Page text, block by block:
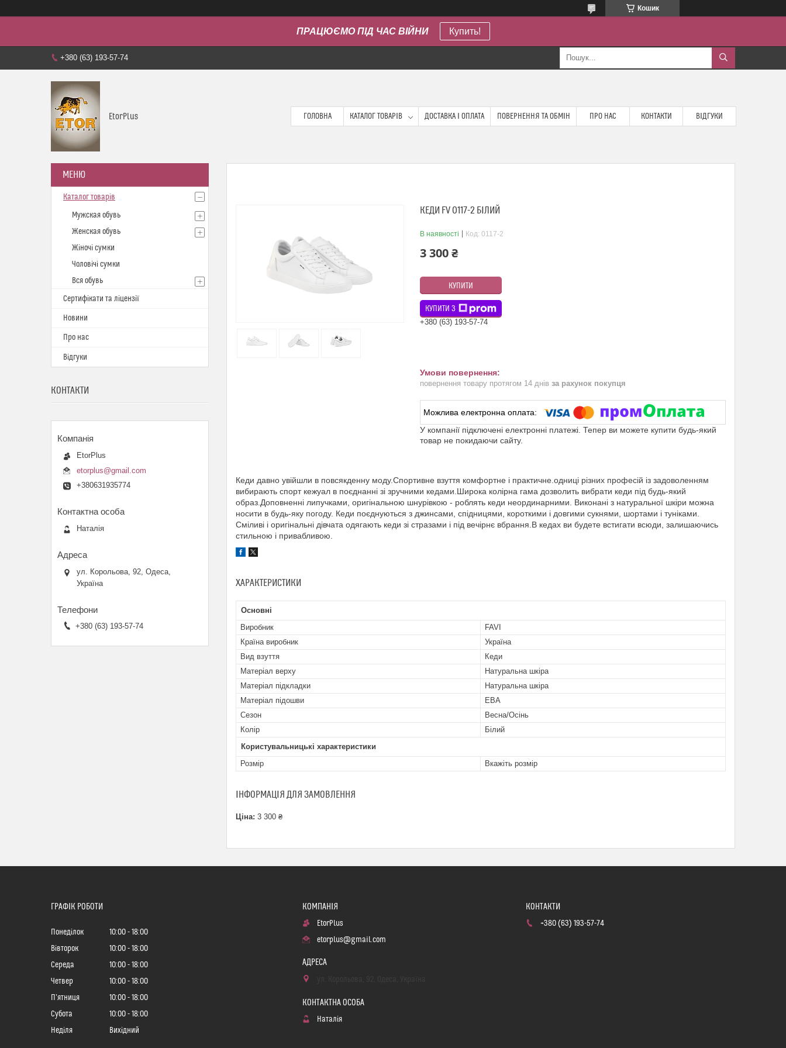
Кошик
ПРАЦЮЄМО ПІД ЧАС ВІЙНИ Купить!
+380 (63) 193-57-74
EtorPlus ГОЛОВНА КАТАЛОГ ТОВАРІВ ДОСТАВКА І ОПЛАТА ПОВЕРНЕННЯ ТА ОБМІН ПРО НАС КОНТАКТИ ВІДГУКИ
КЕДИ FV 0117-2 БІЛИЙ
В наявності Код: 0117-2
3 300 ₴
КУПИТИ
КУПИТИ З
+380 (63) 193-57-74
повернення товару протягом 14 днів за рахунок покупця
У компанії підключені електронні платежі. Тепер ви можете купити будь-який
товар не покидаючи сайту.
Кеди давно увійшли в повсякденну моду.Спортивне взуття комфортне і практичне.одниці різних професій із задоволенням
вибирають спорт кежуал в поєднанні зі зручними кедами.Широка колірна гама дозволить вибрати кеди під будь-який
образ.Доповненні липучками, оригінальною шнурівкою - роблять кеди неординарними. Виконані з натуральної шкіри можна
носити в будь-яку погоду. Кеди поєднуються з джинсами, спідницями, короткими і довгими сукнями, шортами і туніками.
Сміливі і оригінальні дівчата одягають кеди зі стразами і під вечірнє вбрання.В кедах ви будете встигати всюди, залишаючись
стильною і привабливою.
ХАРАКТЕРИСТИКИ
Основні
Виробник
FAVI
Країна виробник
Україна
Вид взуття
Кеди
Матеріал верху
Натуральна шкіра
Матеріал підкладки
Натуральна шкіра
Матеріал підошви
ЕВА
Сезон
Весна/Осінь
Колір
Білий
Користувальницькі характеристики
Розмір
Вкажіть розмір
ІНФОРМАЦІЯ ДЛЯ ЗАМОВЛЕННЯ
Ціна: 3 300 ₴
Каталог товарів
Мужская обувь
Женская обувь
Жіночі сумки
Чоловічі сумки
Вся обувь
Сертифікати та ліцензії
Новини
Про нас
Відгуки
КОНТАКТИ
EtorPlus
etorplus@gmail.com
+380631935774
Наталія
ул. Корольова, 92, Одеса,
Україна
+380 (63) 193-57-74
ГРАФІК РОБОТИ
Понеділок 10:00
18:00
Вівторок
10:00
18:00
Середа
10:00
18:00
Четвер
10:00
18:00
Пʼятниця
10:00
18:00
Субота
10:00
18:00
Неділя
Вихідний
EtorPlus
etorplus@gmail.com
Наталія
+380 (63) 193-57-74